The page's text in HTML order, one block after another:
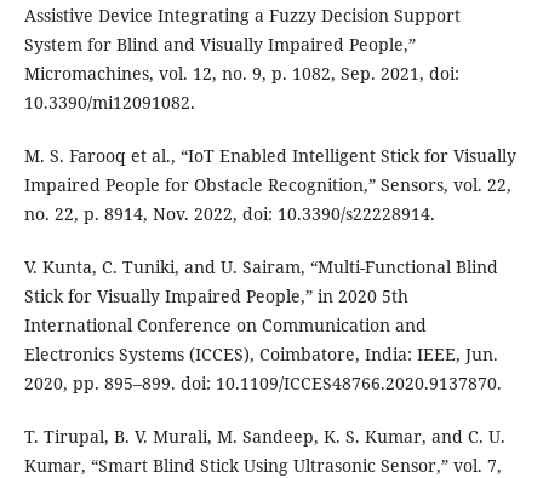
Assistive Device Integrating a Fuzzy Decision Support
System for Blind and Visually Impaired People,”
Micromachines, vol. 12, no. 9, p. 1082, Sep. 2021, doi:
10.3390/mi12091082.
M. S. Farooq et al., “IoT Enabled Intelligent Stick for Visually
Impaired People for Obstacle Recognition,” Sensors, vol. 22,
no. 22, p. 8914, Nov. 2022, doi: 10.3390/s22228914.
V. Kunta, C. Tuniki, and U. Sairam, “Multi-Functional Blind
Stick for Visually Impaired People,” in 2020 5th
International Conference on Communication and
Electronics Systems (ICCES), Coimbatore, India: IEEE, Jun.
2020, pp. 895–899. doi: 10.1109/ICCES48766.2020.9137870.
T. Tirupal, B. V. Murali, M. Sandeep, K. S. Kumar, and C. U.
Kumar, “Smart Blind Stick Using Ultrasonic Sensor,” vol. 7,